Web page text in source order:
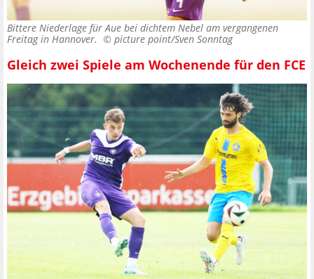
Bittere Niederlage für Aue bei dichtem Nebel am vergangenen
Freitag in Hannover. © picture point/Sven Sonntag
Gleich zwei Spiele am Wochenende für den FCE